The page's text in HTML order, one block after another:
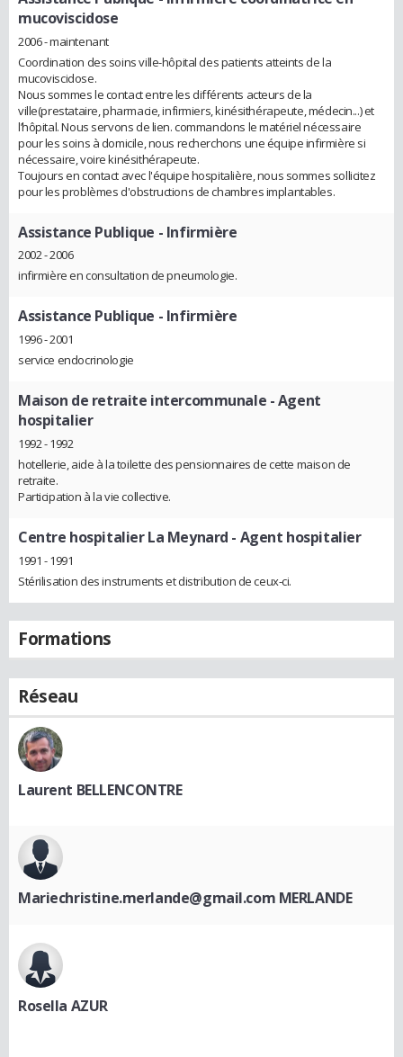
mucoviscidose
2006 - maintenant
Coordination des soins ville-hôpital des patients atteints de la
mucoviscidose.
Nous sommes le contact entre les différents acteurs de la
ville(prestataire, pharmacie, infirmiers, kinésithérapeute, médecin...) et
l’hôpital. Nous servons de lien. commandons le matériel nécessaire
pour les soins à domicile, nous recherchons une équipe infirmière si
nécessaire, voire kinésithérapeute.
Toujours en contact avec l'équipe hospitalière, nous sommes sollicitez
pour les problèmes d'obstructions de chambres implantables.
Assistance Publique - Infirmière
2002 - 2006
infirmière en consultation de pneumologie.
Assistance Publique - Infirmière
1996 - 2001
service endocrinologie
Maison de retraite intercommunale - Agent
hospitalier
1992 - 1992
hotellerie, aide à la toilette des pensionnaires de cette maison de
retraite.
Participation à la vie collective.
Centre hospitalier La Meynard - Agent hospitalier
1991 - 1991
Stérilisation des instruments et distribution de ceux-ci.
Formations
Réseau
Laurent BELLENCONTRE
Mariechristine.merlande@gmail.com MERLANDE
Rosella AZUR